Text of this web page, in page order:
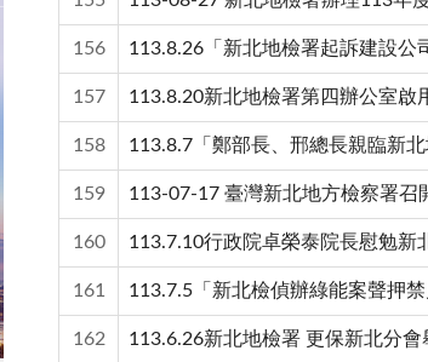
156 113.8.26「新北地檢署起訴建設公
157 113.8.20新北地檢署第四辦公室啟
158 113.8.7「鄭部長、邢總長親臨新
159 113-07-17 臺灣新北地方檢察署召
160 113.7.10行政院卓榮泰院長慰勉新
161 113.7.5「新北檢偵辦綠能案聲押
162 113.6.26新北地檢署 更保新北分